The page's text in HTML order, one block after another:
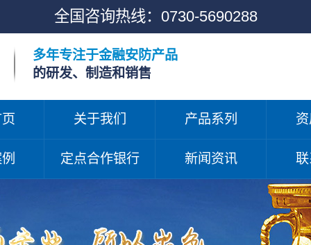
全国咨询热线： 0730-5690288
多年专注于金融安防产品
的研发、制造和销售
关于我们 产品系列
定点合作银行 新闻资讯